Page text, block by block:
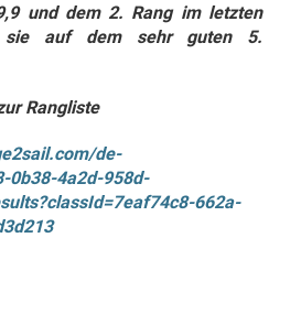
und dem 2. Rang im letzten
sie auf dem sehr guten 5.
Rangliste
de-
0b38-4a2d-958d-
662a-